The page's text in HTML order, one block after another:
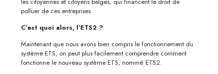
polluer de ces entreprises.
C’est quoi alors, l’ETS2 ?
Maintenant que nous avons bien compris le fonctionnement du
système ETS, on peut plus facilement comprendre comment
fonctionne le nouveau système ETS, nommé ETS2.